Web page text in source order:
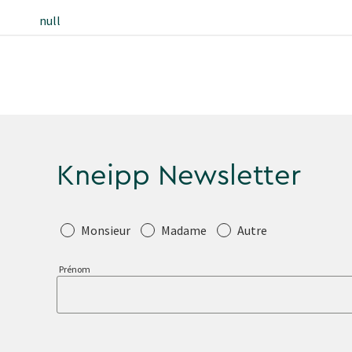
null
Kneipp Newsletter
Salutation
Monsieur Madame Autre
Prénom